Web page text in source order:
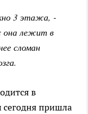
3 этажа, -
она лежит в
сломан
в
пришла